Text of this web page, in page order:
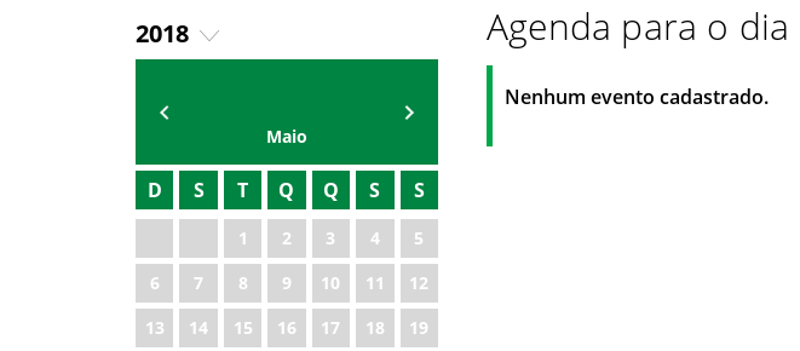
2018
2020
2021
2022
2023
2024
Maio
D S T Q Q S S
1 2 3 4
5
6
7 8 9 10 11
12
13
14 15 16 17 18
19
Agenda para o dia
Nenhum evento cadastrado.